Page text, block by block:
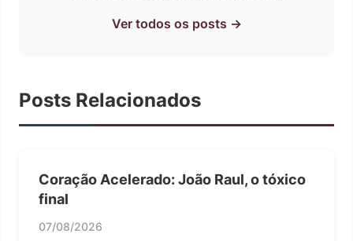
Ver todos os posts →
Posts Relacionados
Coração Acelerado: João Raul, o tóxico
final
07/08/2026